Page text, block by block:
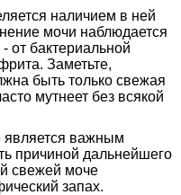
наличием в ней
мочи наблюдается
от бактериальной
Заметьте,
быть только свежая
мутнеет без всякой
является важным
причиной дальнейшего
свежей моче
запах.